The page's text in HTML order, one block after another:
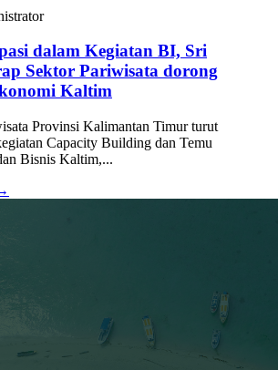
dalam Kegiatan BI, Sri
Sektor Pariwisata dorong
Kaltim
Provinsi Kalimantan Timur turut
Capacity Building dan Temu
Bisnis Kaltim,...